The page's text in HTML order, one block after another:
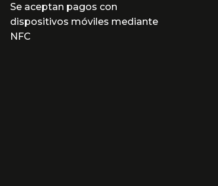
Se aceptan pagos con
dispositivos móviles mediante
NFC